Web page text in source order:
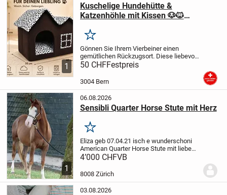
1
Kuschelige Hundehütte &
Katzenhöhle mit Kissen 🐶🐱
Merken
Gönnen Sie Ihrem Vierbeiner einen
gemütlichen Rückzugsort. Diese liebevoll
gestaltete Hundehütte im charmanten
Landhaus Design eignet sich ideal für
kleine Hunde und Katzen. Der
50 CHFFestpreis
3004 Bern
1
06.08.2026
Sensibli Quarter Horse Stute mit Herz
Merken
Eliza geb 07.04.21 isch e wunderschoni
American Quarter Horse Stute mit liebe
Charakter und viel Talent.Sie isch
ufgwaschse,gesund,sehr
4’000 CHFVB
8008 Zürich
03.08.2026